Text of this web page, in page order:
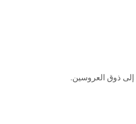
إلى ذوق العروسين.